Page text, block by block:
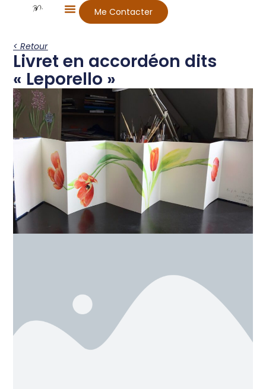
Me Contacter
< Retour
Livret en accordéon dits
« Leporello »